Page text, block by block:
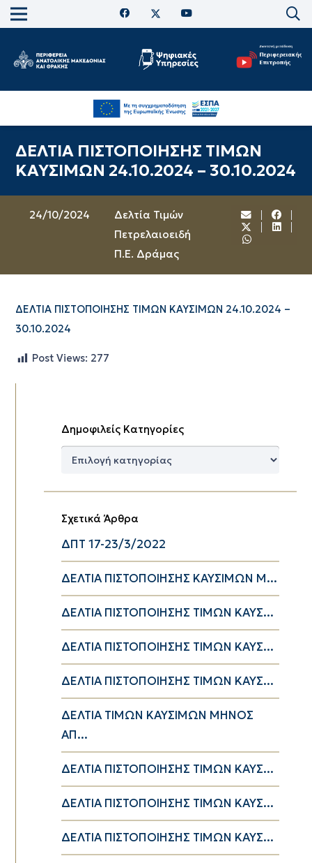
ΔΕΛΤΙΑ ΠΙΣΤΟΠΟΙΗΣΗΣ ΤΙΜΩΝ
ΚΑΥΣΙΜΩΝ 24.10.2024 – 30.10.2024
24/10/2024
Δελτία Τιμών
Πετρελαιοειδή
Π.Ε. Δράμας
ΔΕΛΤΙΑ ΠΙΣΤΟΠΟΙΗΣΗΣ ΤΙΜΩΝ ΚΑΥΣΙΜΩΝ 24.10.2024 –
30.10.2024
Post Views: 277
Δημοφιλείς Κατηγορίες
Δημοφιλείς
Σχετικά Άρθρα
ΔΠΤ 17-23/3/2022
ΔΕΛΤΙΑ ΠΙΣΤΟΠΟΙΗΣΗΣ ΚΑΥΣΙΜΩΝ Μ...
ΔΕΛΤΙΑ ΠΙΣΤΟΠΟΙΗΣΗΣ ΤΙΜΩΝ ΚΑΥΣ...
ΔΕΛΤΙΑ ΠΙΣΤΟΠΟΙΗΣΗΣ ΤΙΜΩΝ ΚΑΥΣ...
ΔΕΛΤΙΑ ΠΙΣΤΟΠΟΙΗΣΗΣ ΤΙΜΩΝ ΚΑΥΣ...
ΔΕΛΤΙΑ ΤΙΜΩΝ ΚΑΥΣΙΜΩΝ ΜΗΝΟΣ
ΑΠ...
ΔΕΛΤΙΑ ΠΙΣΤΟΠΟΙΗΣΗΣ ΤΙΜΩΝ ΚΑΥΣ...
ΔΕΛΤΙΑ ΠΙΣΤΟΠΟΙΗΣΗΣ ΤΙΜΩΝ ΚΑΥΣ...
ΔΕΛΤΙΑ ΠΙΣΤΟΠΟΙΗΣΗΣ ΤΙΜΩΝ ΚΑΥΣ...